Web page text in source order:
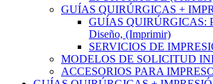
GUÍAS QUIRÚRGICAS +
GUÍAS QUIRÚRGICAS:
Diseño, (Imprimir)
SERVICIOS DE
MODELOS DE SOLICITUD
ACCESORIOS PARA